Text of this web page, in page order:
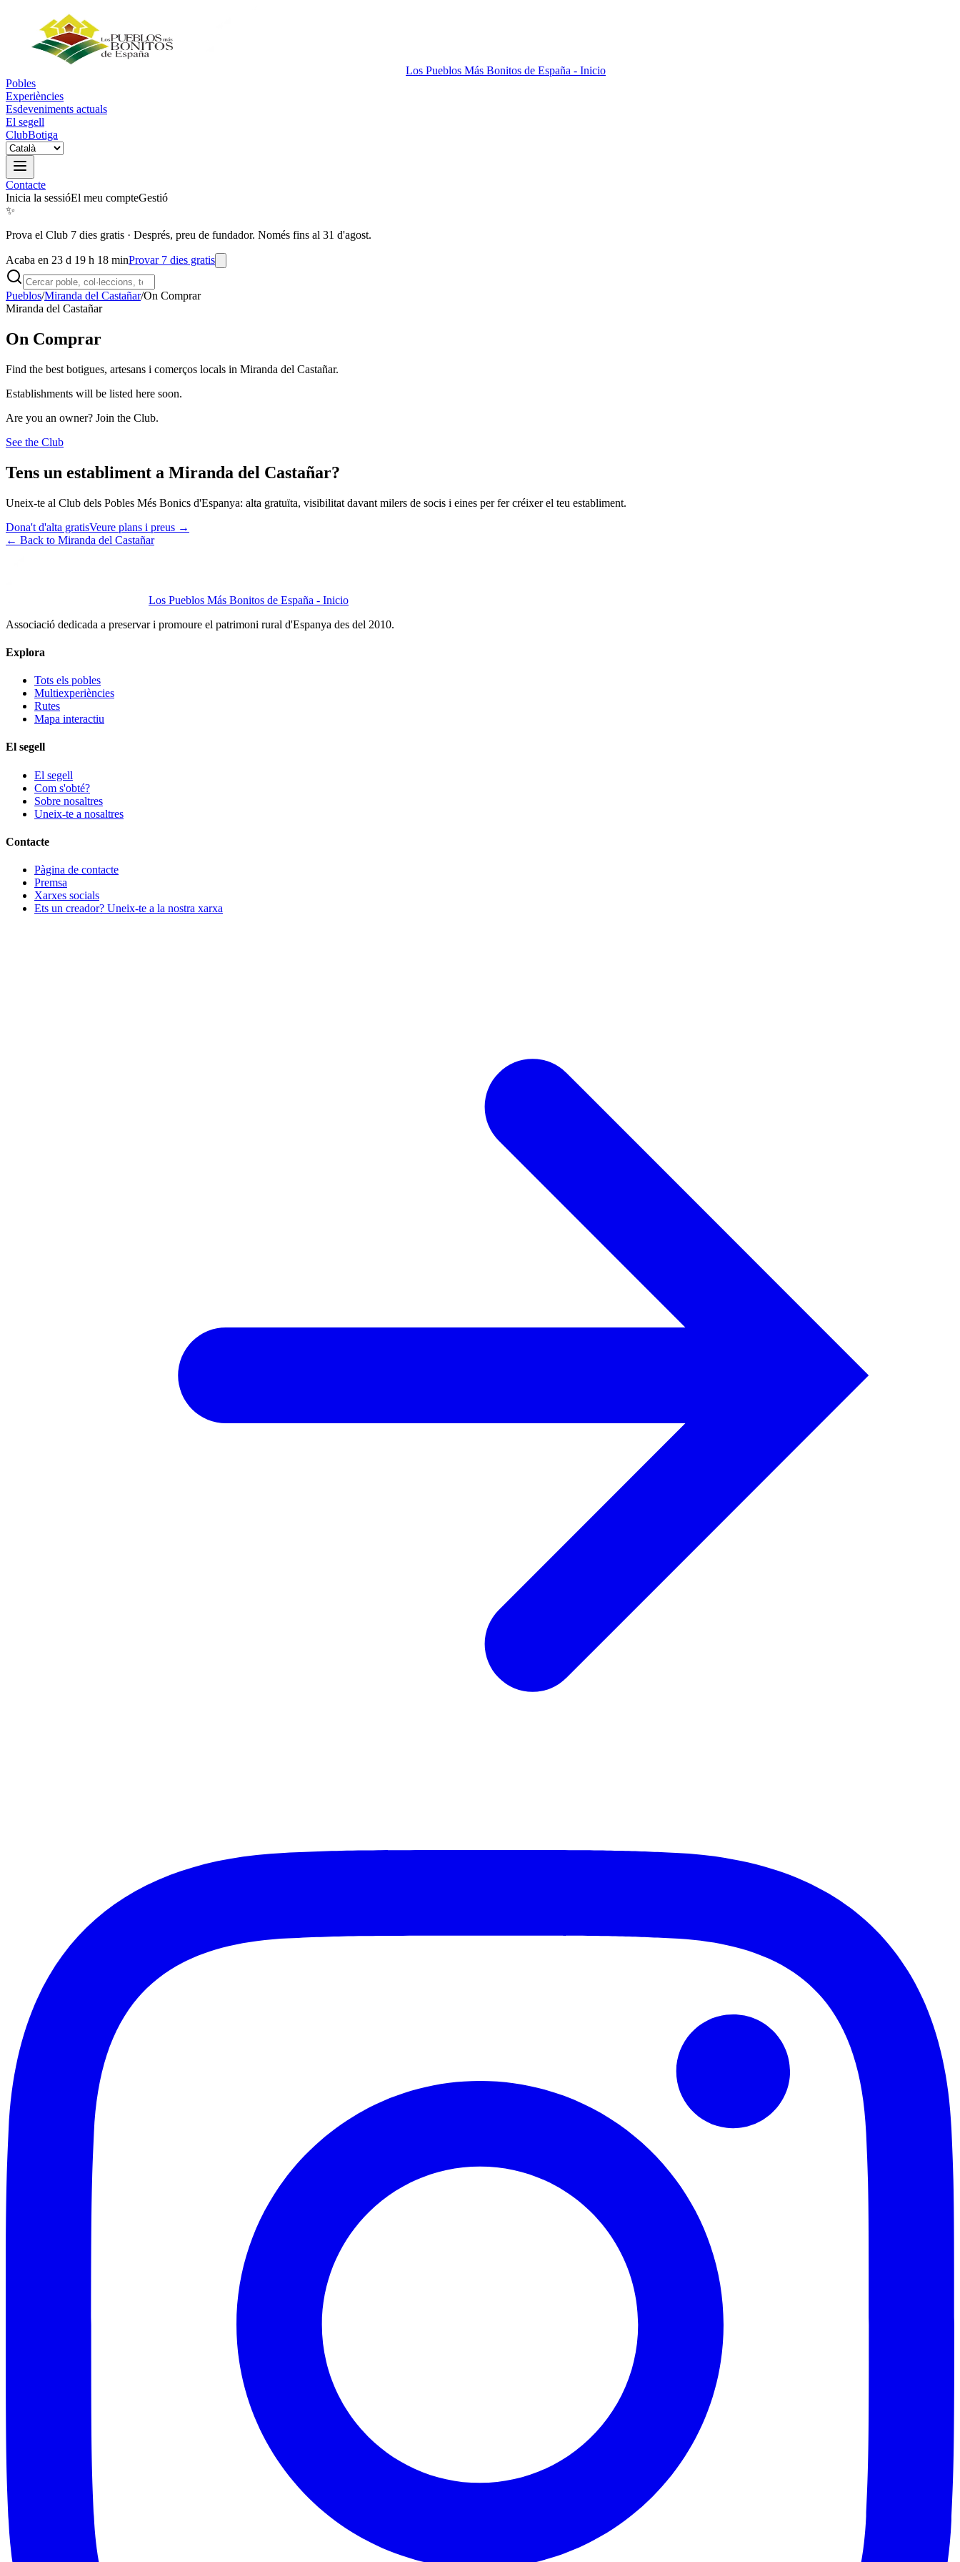
Los Pueblos Más Bonitos de España - Inicio
Pobles
Experiències
Esdeveniments actuals
El segell
ClubBotiga
Contacte
Inicia la sessióEl meu compteGestió
✨
Prova el Club 7 dies gratis · Després, preu de fundador. Només fins al 31 d'agost.
Acaba en 23 d 19 h 18 minProvar 7 dies gratis
Pueblos/Miranda del Castañar/On Comprar
Miranda del Castañar
On Comprar
Find the best botigues, artesans i comerços locals in Miranda del Castañar.
Establishments will be listed here soon.
Are you an owner? Join the Club.
See the Club
Tens un establiment a Miranda del Castañar?
Uneix-te al Club dels Pobles Més Bonics d'Espanya: alta gratuïta, visibilitat davant milers de socis i eines per fer créixer el teu establiment.
Dona't d'alta gratisVeure plans i preus →
← Back to Miranda del Castañar
Los Pueblos Más Bonitos de España - Inicio
Associació dedicada a preservar i promoure el patrimoni rural d'Espanya des del 2010.
Explora
Tots els pobles
Multiexperiències
Rutes
Mapa interactiu
El segell
El segell
Com s'obté?
Sobre nosaltres
Uneix-te a nosaltres
Contacte
Pàgina de contacte
Premsa
Xarxes socials
Ets un creador? Uneix-te a la nostra xarxa